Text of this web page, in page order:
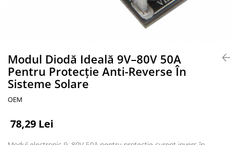
Carcase Baterii
Cabluri
Conectori
Accesorii sisteme fotovoltaice
Incarcatoare
Modul Diodă Ideală 9V–80V 50A
Pentru Protecție Anti-Reverse În
Sisteme Solare
OEM
78,29 Lei